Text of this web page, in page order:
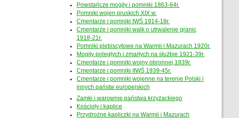
Powstańcze mogiły i pomniki 1863-64r.
Pomniki wojen pruskich XIX w.
Cmentarze i pomniki IWŚ 1914-18r.
Cmentarze i pomniki walk o utrwalenie granic
1918-21r.
Pomniki plebiscytowe na Warmii i Mazurach 1920r.
Mogiły poległych i zmarłych na służbie 1921-39r.
Cmentarze i pomniki wojny obronnej 1939r.
Cmentarze i pomniki IIWŚ 1939-45r.
Cmentarze i pomniki wojenne na terenie Polski i
innych państw europejskich
Zamki i warownie państwa krzyżackiego
Kościoły i kaplice
Przydrożne kapliczki na Warmii i Mazurach